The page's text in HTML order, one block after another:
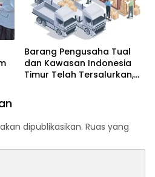
Barang Pengusaha Tual
dan Kawasan Indonesia
Timur Telah Tersalurkan,
Intim Line
dipublikasikan. Ruas yang